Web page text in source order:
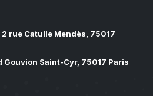
rue Catulle Mendès, 75017
Gouvion Saint-Cyr, 75017 Paris